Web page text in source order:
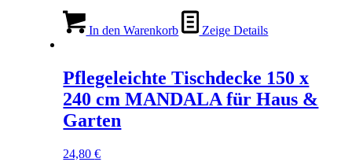
In den Warenkorb Zeige Details
Pflegeleichte Tischdecke 150 x
240 cm MANDALA für Haus &
Garten
24,80€